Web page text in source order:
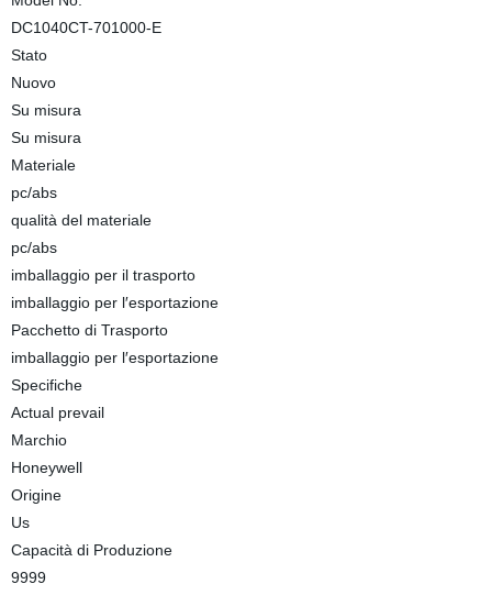
DC1040CT-701000-E
Stato
Nuovo
Su misura
Su misura
Materiale
pc/abs
qualità del materiale
pc/abs
imballaggio per il trasporto
imballaggio per l′esportazione
Pacchetto di Trasporto
imballaggio per l′esportazione
Specifiche
Actual prevail
Marchio
Honeywell
Origine
Us
Capacità di Produzione
9999